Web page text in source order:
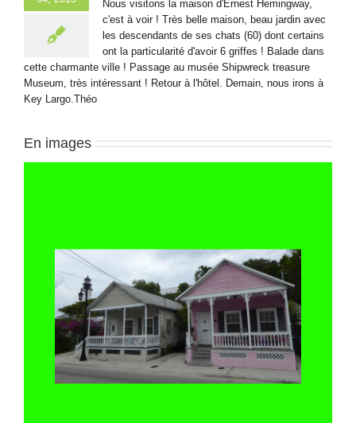
Nous visitons la maison d'Ernest Hemingway,
c'est à voir ! Très belle maison, beau jardin avec
les descendants de ses chats (60) dont certains
ont la particularité d'avoir 6 griffes ! Balade dans
cette charmante ville ! Passage au musée Shipwreck treasure
Museum, très intéressant ! Retour à l'hôtel. Demain, nous irons à
Key Largo.Théo
En images